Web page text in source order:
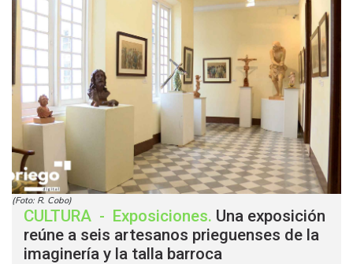
(Foto: R. Cobo)
CULTURA - Exposiciones. Una exposición
reúne a seis artesanos prieguenses de la
imaginería y la talla barroca